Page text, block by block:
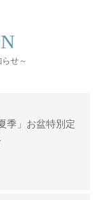
せ～
季」お盆特別定